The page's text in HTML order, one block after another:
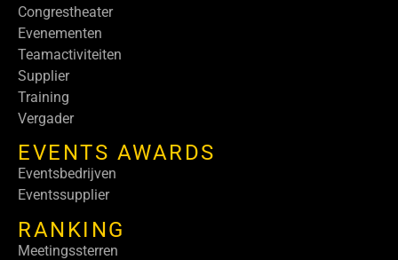
Congrestheater
Evenementen
Teamactiviteiten
Supplier
Training
Vergader
EVENTS AWARDS
Eventsbedrijven
Eventssupplier
RANKING
Meetingssterren